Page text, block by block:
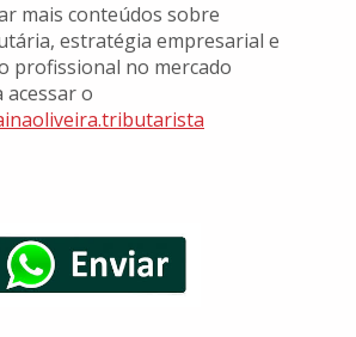
mais conteúdos sobre
estratégia empresarial e
profissional no mercado
o